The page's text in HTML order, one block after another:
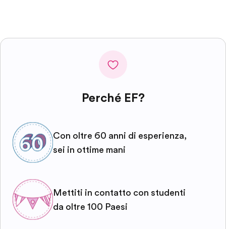
Perché EF?
Con oltre 60 anni di esperienza,
sei in ottime mani
Mettiti in contatto con studenti
da oltre 100 Paesi